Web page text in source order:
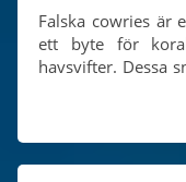
Falska cowries är
ett byte för
havsvifter. Dessa
med sin